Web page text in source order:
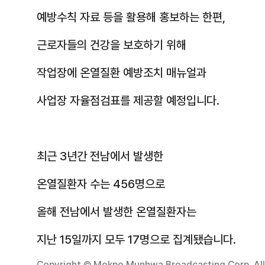
예방수칙 자료 등을 활용해 홍보하는 한편,
근로자들의 건강을 보호하기 위해
작업장에 온열질환 예방조치 매뉴얼과
사업장 자율점검표를 제공할 예정입니다.
최근 3년간 전남에서 발생한
온열질환자 수는 456명으로
올해 전남에서 발생한 온열질환자는
지난 15일까지 모두 17명으로 집계됐습니다.